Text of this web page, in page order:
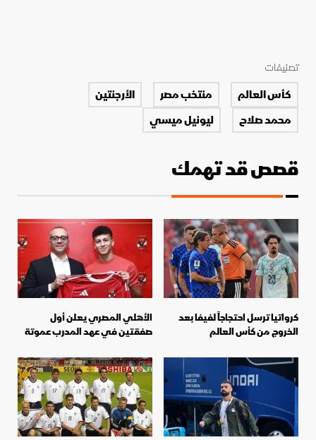
تصنيفات
كأس العالم منتخب مصر
الأرجنتين
محمد صلاح
ليونيل ميسي
قصص قد تهمك
كرواتيا ترسل احتجاجاً لفيفا بعد
الخروج من كأس العالم
الأهلي المصري يعلن أول
صفقتين في عهد المدرب عموتة